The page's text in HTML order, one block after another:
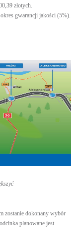
złotych.
gwarancji jakości (5%).
zostanie dokonany wybór
planowane jest